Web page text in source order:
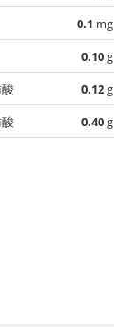
0.1 mg
0.10g
0.12g
0.40g